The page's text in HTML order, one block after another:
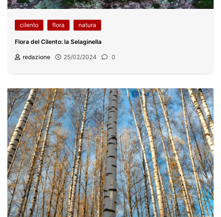
cilento flora natura
Flora del Cilento: la Selaginella
redazione 25/02/2024 0